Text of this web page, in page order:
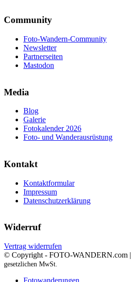
Community
Foto-Wandern-Community
Newsletter
Partnerseiten
Mastodon
Media
Blog
Galerie
Fotokalender 2026
Foto- und Wanderausrüstung
Kontakt
Kontaktformular
Impressum
Datenschutzerklärung
Widerruf
Vertrag widerrufen
© Copyright - FOTO-WANDERN.com |
gesetzlichen MwSt.